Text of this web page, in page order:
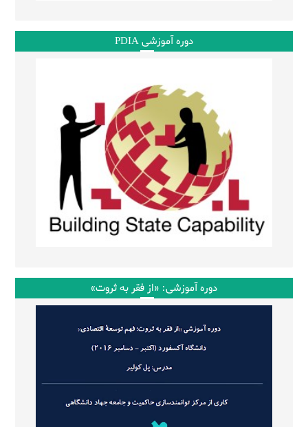
دوره آموزشی PDIA
دوره آموزشی: «از فقر به ثروت»